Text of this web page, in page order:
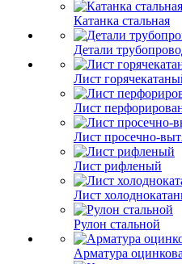
Катанка стальная
Детали
Лист
Лист
Лист просечно-
Лист рифленый
Лист
Рулон стальной
Арматура